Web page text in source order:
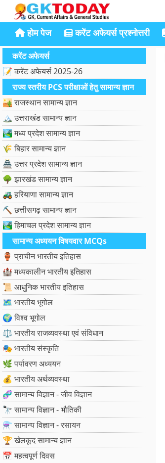
होम पेज करेंट अफेयर्स प्रश्नोत्तरी
करेंट अफेयर्स
📝 करेंट अफेयर्स 2025-26
राज्य स्तरीय PCS परीक्षाओं हेतु सामान्य ज्ञान
🏜️ राजस्थान सामान्य ज्ञान
🏔️ उत्तराखंड सामान्य ज्ञान
🏞️ मध्य प्रदेश सामान्य ज्ञान
🌾 बिहार सामान्य ज्ञान
🏯 उत्तर प्रदेश सामान्य ज्ञान
🌳 झारखंड सामान्य ज्ञान
🚜 हरियाणा सामान्य ज्ञान
⛏️ छत्तीसगढ़ सामान्य ज्ञान
🏞️ हिमाचल प्रदेश सामान्य ज्ञान
सामान्य अध्ययन विषयवार MCQs
🏺 प्राचीन भारतीय इतिहास
🏰 मध्यकालीन भारतीय इतिहास
📜 आधुनिक भारतीय इतिहास
🗺️ भारतीय भूगोल
🌍 विश्व भूगोल
⚖️ भारतीय राजव्यवस्था एवं संविधान
🎭 भारतीय संस्कृति
🌿 पर्यावरण अध्ययन
💰 भारतीय अर्थव्यवस्था
🧬 सामान्य विज्ञान - जीव विज्ञान
🔭 सामान्य विज्ञान - भौतिकी
⚗️ सामान्य विज्ञान - रसायन
🏆 खेलकूद सामान्य ज्ञान
📅 महत्वपूर्ण दिवस